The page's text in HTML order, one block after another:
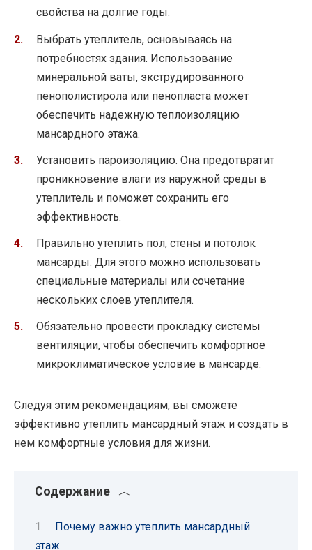
свойства на долгие годы.
Выбрать утеплитель, основываясь на
потребностях здания. Использование
минеральной ваты, экструдированного
пенополистирола или пенопласта может
обеспечить надежную теплоизоляцию
мансардного этажа.
Установить пароизоляцию. Она предотвратит
проникновение влаги из наружной среды в
утеплитель и поможет сохранить его
эффективность.
Правильно утеплить пол, стены и потолок
мансарды. Для этого можно использовать
специальные материалы или сочетание
нескольких слоев утеплителя.
Обязательно провести прокладку системы
вентиляции, чтобы обеспечить комфортное
микроклиматическое условие в мансарде.
Следуя этим рекомендациям, вы сможете
эффективно утеплить мансардный этаж и создать в
нем комфортные условия для жизни.
Содержание
Почему важно утеплить мансардный
этаж